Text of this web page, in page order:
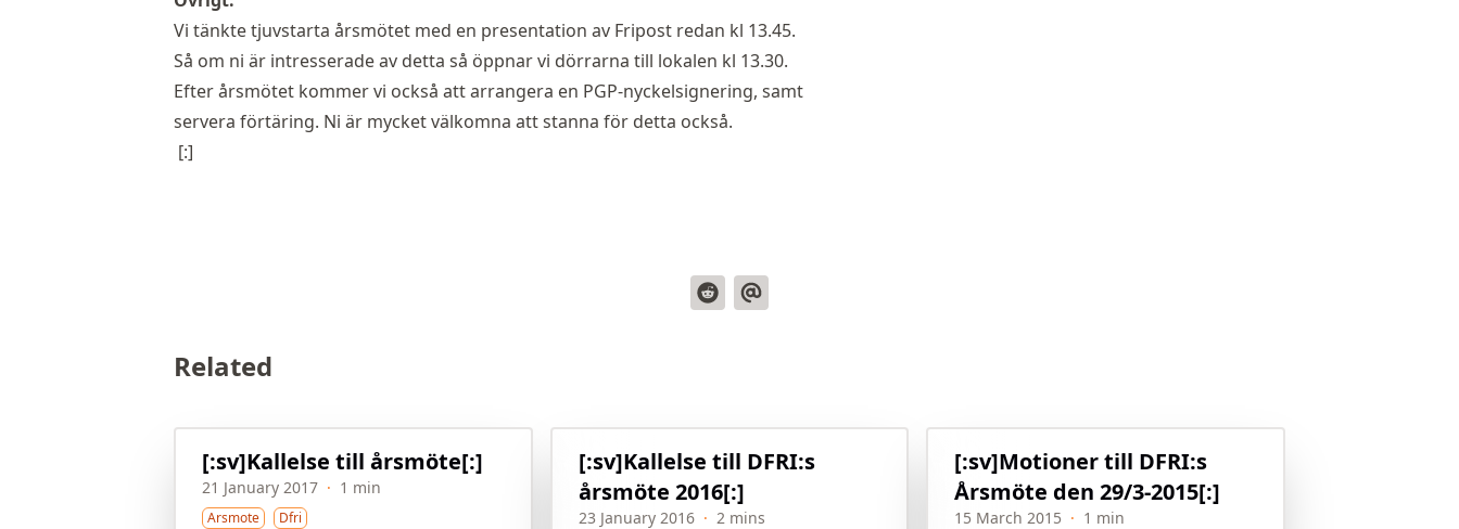
Vi tänkte tjuvstarta årsmötet med en presentation av Fripost redan kl 13.45.
Så om ni är intresserade av detta så öppnar vi dörrarna till lokalen kl 13.30.
Efter årsmötet kommer vi också att arrangera en PGP-nyckelsignering, samt
servera förtäring. Ni är mycket välkomna att stanna för detta också.
[:]
Related
[:sv]Kallelse till årsmöte[:]
21 January 2017 · 1 min
Arsmote Dfri
[:sv]Kallelse till DFRI:s
årsmöte 2016[:]
23 January 2016 · 2 mins
[:sv]Motioner till DFRI:s
Årsmöte den 29/3-2015[:]
15 March 2015 · 1 min